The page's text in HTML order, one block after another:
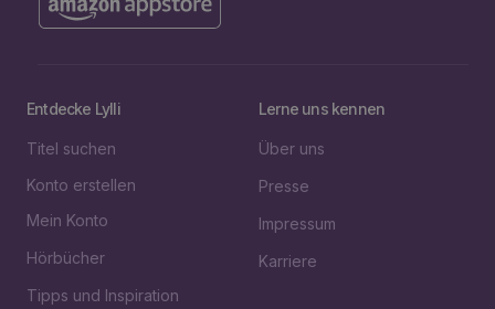
Entdecke Lylli
Titel suchen
Konto erstellen
Mein Konto
Hörbücher
Tipps und Inspiration
Lerne uns kennen
Über uns
Presse
Impressum
Karriere